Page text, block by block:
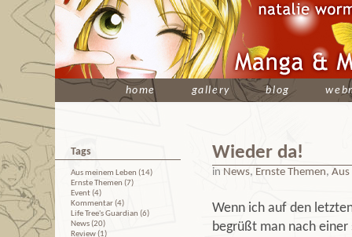
home gallery blog
Tags
Aus meinem Leben (14)
Ernste Themen (7)
Event (4)
Kommentar (4)
Life Tree's Guardian (6)
News (20)
Review (1)
Wieder da!
in News, Ernste Themen, Aus
Wenn ich auf den
begrüßt man nach einer